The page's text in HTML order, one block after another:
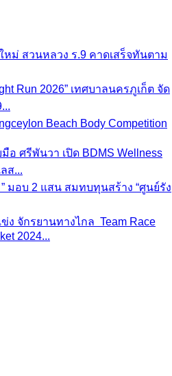
หม่ สวนหลวง ร.9 คาดเสร็จทันตาม
Run 2026” เทศบาลนครภูเก็ต จัด
Beach Body Competition
อ ศรีพันวา เปิด BDMS Wellness
ส...
มอบ 2 แสน สมทบทุนสร้าง “ศูนย์รัง
ง จักรยานทางไกล Team Race
2024...